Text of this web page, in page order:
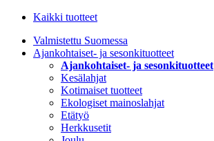
Kaikki tuotteet
Valmistettu Suomessa
Ajankohtaiset- ja sesonkituotteet
Ajankohtaiset- ja sesonkituotteet
Kesälahjat
Kotimaiset tuotteet
Ekologiset mainoslahjat
Etätyö
Herkkusetit